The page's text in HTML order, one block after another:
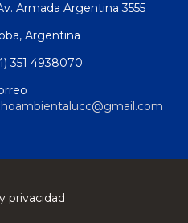
Armada Argentina 3555
Argentina
351 4938070
privacidad